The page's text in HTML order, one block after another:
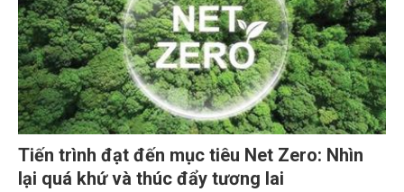
Tiến trình đạt đến mục tiêu Net Zero: Nhìn
lại quá khứ và thúc đẩy tương lai